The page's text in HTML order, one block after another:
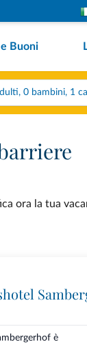
Buoni
2 adulti, 0
ora la tua
è